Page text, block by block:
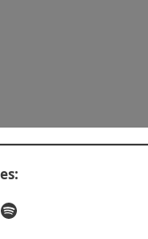
Spotify